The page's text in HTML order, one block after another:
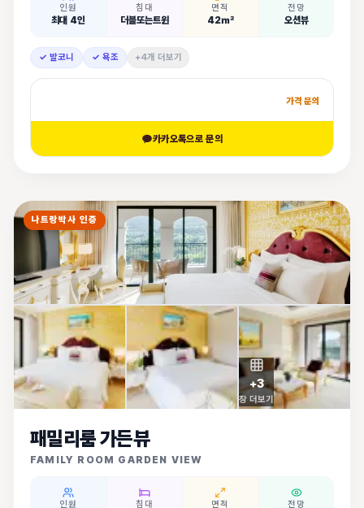
인원
최대 4인
침대
더블또는트윈
면적
42㎡
전망
오션뷰
✓ 발코니 ✓ 욕조 +4개 더보기
가격 문의
카카오톡으로 문의
+3
장 더보기
나트랑박사 인증
패밀리룸 가든뷰
FAMILY ROOM GARDEN VIEW
인원 침대 면적 전망